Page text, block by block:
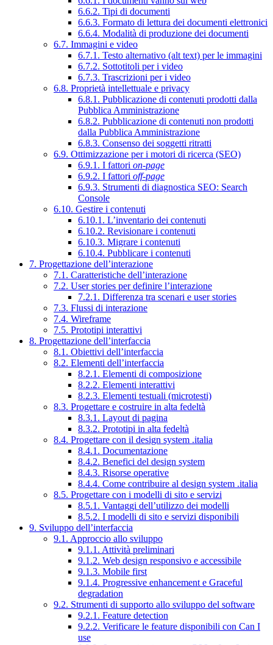
6.6.2. Tipi di documenti
6.6.3. Formato di lettura dei documenti elettronici
6.6.4. Modalità di produzione dei documenti
6.7. Immagini e video
6.7.1. Testo alternativo (alt text) per le immagini
6.7.2. Sottotitoli per i video
6.7.3. Trascrizioni per i video
6.8. Proprietà intellettuale e privacy
6.8.1. Pubblicazione di contenuti prodotti dalla
Pubblica Amministrazione
6.8.2. Pubblicazione di contenuti non prodotti
dalla Pubblica Amministrazione
6.8.3. Consenso dei soggetti ritratti
6.9. Ottimizzazione per i motori di ricerca (SEO)
6.9.1. I fattori on-page
6.9.2. I fattori off-page
6.9.3. Strumenti di diagnostica SEO: Search
Console
6.10. Gestire i contenuti
6.10.1. L’inventario dei contenuti
6.10.2. Revisionare i contenuti
6.10.3. Migrare i contenuti
6.10.4. Pubblicare i contenuti
7. Progettazione dell’interazione
7.1. Caratteristiche dell’interazione
7.2. User stories per definire l’interazione
7.2.1. Differenza tra scenari e user stories
7.3. Flussi di interazione
7.4. Wireframe
7.5. Prototipi interattivi
8. Progettazione dell’interfaccia
8.1. Obiettivi dell’interfaccia
8.2. Elementi dell’interfaccia
8.2.1. Elementi di composizione
8.2.2. Elementi interattivi
8.2.3. Elementi testuali (microtesti)
8.3. Progettare e costruire in alta fedeltà
8.3.1. Layout di pagina
8.3.2. Prototipi in alta fedeltà
8.4. Progettare con il design system .italia
8.4.1. Documentazione
8.4.2. Benefici del design system
8.4.3. Risorse operative
8.4.4. Come contribuire al design system .italia
8.5. Progettare con i modelli di sito e servizi
8.5.1. Vantaggi dell’utilizzo dei modelli
8.5.2. I modelli di sito e servizi disponibili
9. Sviluppo dell’interfaccia
9.1. Approccio allo sviluppo
9.1.1. Attività preliminari
9.1.2. Web design responsivo e accessibile
9.1.3. Mobile first
9.1.4. Progressive enhancement e Graceful
degradation
9.2. Strumenti di supporto allo sviluppo del software
9.2.1. Feature detection
9.2.2. Verificare le feature disponibili con Can I
use